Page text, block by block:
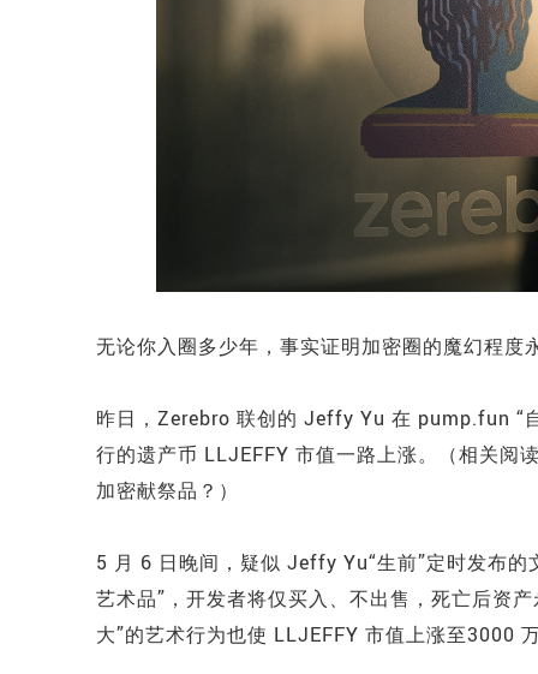
无论你入圈多少年，事实证明加密圈的魔幻程度
昨日，Zerebro 联创的 Jeffy Yu 在 pump.fun “
行的遗产币 LLJEFFY 市值一路上涨。（相关阅
加密献祭品？）
5 月 6 日晚间，疑似 Jeffy Yu“生前”定时发布
艺术品”，开发者将仅买入、不出售，死亡后资
大”的艺术行为也使 LLJEFFY 市值上涨至3000